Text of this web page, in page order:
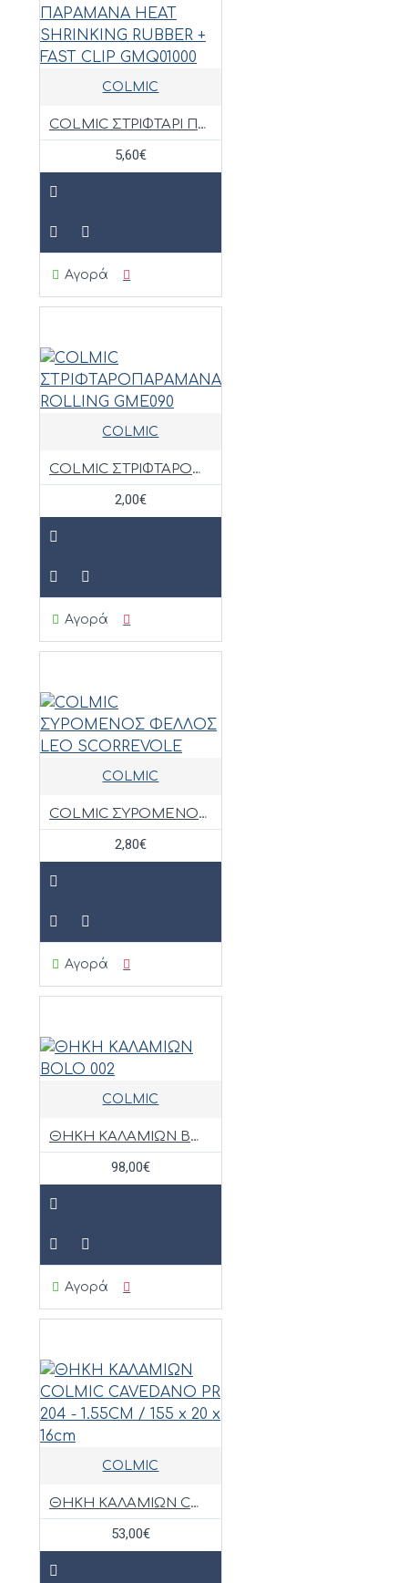
COLMIC
COLMIC ΣΤΡΙΦΤΑΡΙ ΠΑΡΑΜΑΝΑ HEAT SHRINKING RUBBER + FAST CLIP GMQ01000
5,60€
Αγορά
COLMIC
COLMIC ΣΤΡΙΦΤΑΡΟΠΑΡΑΜΑΝΑ ROLLING GME090
2,00€
Αγορά
COLMIC
COLMIC ΣΥΡΟΜΕΝΟΣ ΦΕΛΛΟΣ LEO SCORREVOLE
2,80€
Αγορά
COLMIC
ΘΗΚΗ ΚΑΛΑΜΙΩΝ BOLO 002
98,00€
Αγορά
COLMIC
ΘΗΚΗ ΚΑΛΑΜΙΩΝ COLMIC CAVEDANO PR 204 - 1.55CM / 155 x 20 x 16cm
53,00€